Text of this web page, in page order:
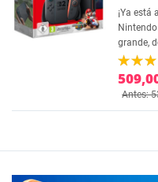
¡Ya está
grande,
Antes: